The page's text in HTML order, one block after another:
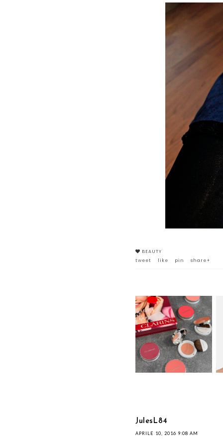
BEAUTY
tweet
like pin share+
JOLI BLUSH: I NUOVI
BLUSH ULTRA
PIGMENTATI DI
CLARINS
JulesL84
APRILE 10, 2016 9:08 AM